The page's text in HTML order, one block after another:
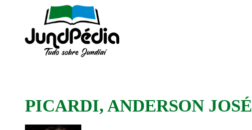
PICARDI, ANDERSON JOSÉ